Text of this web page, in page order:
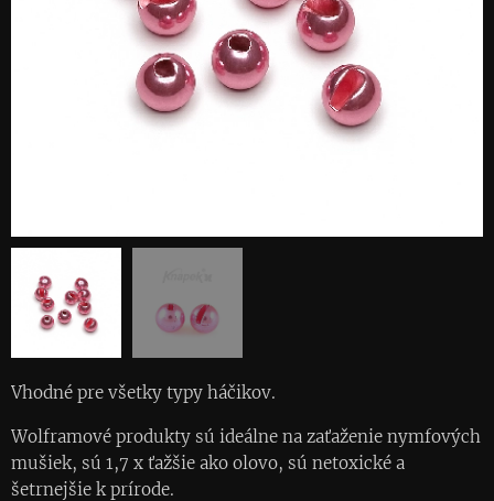
Vhodné pre všetky typy háčikov.
Wolframové produkty sú ideálne na zaťaženie nymfových
mušiek, sú 1,7 x ťažšie ako olovo, sú netoxické a
šetrnejšie k prírode.